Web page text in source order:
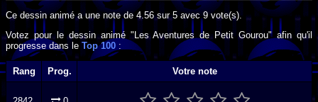
Ce dessin animé a une note de4.56sur5 avec9vote(s).
Votez pour le dessin animé "Les Aventures de Petit Gourou" afin qu'il
progresse dans le Top 100 :
Rang Prog. Votre note